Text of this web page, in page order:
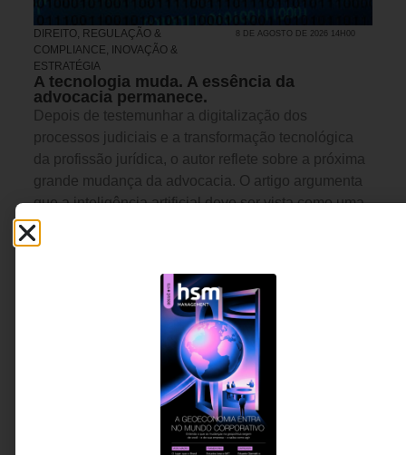
DIREITO, REGULAÇÃO &
COMPLIANCE,
INOVAÇÃO &
ESTRATÉGIA
8 DE AGOSTO DE 2026 14H00
A tecnologia muda. A essência da
advocacia permanece.
Depois de testemunhar a digitalização dos
processos judiciais e a transformação tecnológica
da profissão jurídica, o autor reflete sobre a próxima
grande mudança da advocacia. O artigo argumenta
que a inteligência artificial deve ser vista como uma
ferramenta de ampliação das capacidades
humanas, e não como substituta das competências
Flávio Pinheiro Neto - Sócio-
fundador do escritório Flávio
Pinheiro Neto Advogados
4 MINUTOS MIN DE LEITURA